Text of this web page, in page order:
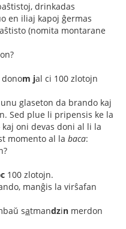
drinkadas
en iliaj kapoj ĝermas
(nomita montarane
m jal ci 100 zlotojn
glaseton da brando kaj
Sed plue li pripensis ke la
oni devas doni al li la
momento al la baca:
c 100 zlotojn.
manĝis la virŝafan
satmandzin merdon